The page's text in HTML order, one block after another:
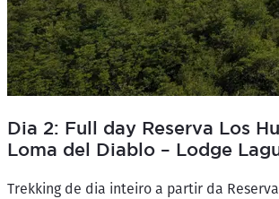
Dia 2: Full day Reserva Los
Loma del Diablo – Lodge
Trekking de dia inteiro a partir da